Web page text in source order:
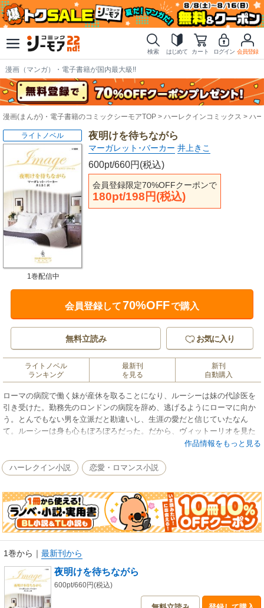
検索 はじめて カート ログイン 会員登録
漫画（マンガ）・電子書籍が国内最大級!!
漫画(まんが)・電子書籍のコミックシーモアTOP ハーレクインコミックス ハ
夜明けを待ちながら
マーガレット･バーカー 井上きこ
600pt/660円(税込)
会員登録限定70%OFFクーポンで
180pt/198円(税込)
ライトノベル
1巻配信中
会員登録して70%OFFで購入
無料立読み お気に入り
ライトノベル
ランキング
最新刊
を見る
新刊
自動購入
ローマの病院で働く妹が産休を取ることになり、ルーシーは妹の代診医を
引き受けた。勤務先のロンドンの病院を辞め、逃げるようにローマに向か
う。とんでもない男を立派だと勘違いし、生涯の愛だと信じていたなん
て。ルーシーは身も心もぼろぼろだった。だから、ヴィットーリオを見た
瞬間、わかったのかもしれない。この人は私と同じ境遇にある、と。彼は
の心に向き合いそうになる自分をいましめた。もう私の人生にややこしい
ロマンスは必要ない。★看護師としての経験を生かし、病院を舞台にした
作品で読者を引きつけるマーガレット・バーカー。今回は悲惨な経験を経
たのち、愛に背を向けようとするドクターが登場します。★
作品情報をもっと見る
ハーレクイン小説 恋愛・ロマンス小説
1巻から ｜ 最新刊から
夜明けを待ちながら
600pt/660円(税込)